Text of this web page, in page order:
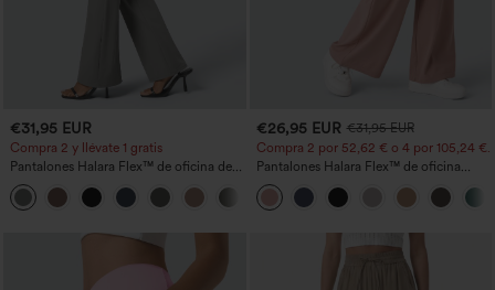
€31,95 EUR
Compra 2 y llévate 1 gratis
Pantalones Halara Flex™ de oficina de
tiro alto ligeramente acampanados con
bolsillos
+13
€26,95 EUR €31,95 EUR
Compra 2 por 52,62 € o 4 por 105,24 €.
Pantalones Halara Flex™ de oficina
anchos plisados de tiro alto con bolsillos
en tela tipo gofre